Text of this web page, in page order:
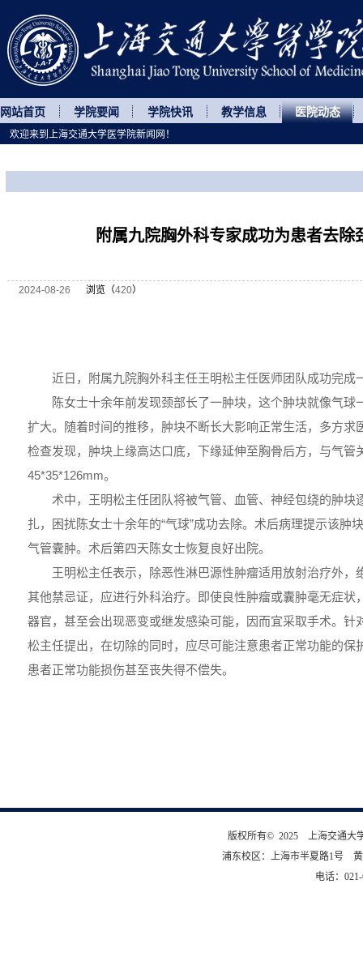
版权所有© 2025 上海交通大
浦东校区：上海市半夏路1号
电话：
网站首页 学院要闻 学院快讯 教学信息 医院动态
附属九院胸外科专家成功为患者去除
2024-08-26 浏览（420）
近日，附属九院胸外科主任王明松主任医师团队成功完成
陈女士十余年前发现颈部长了一肿块，这个肿块就像气球
扩大。随着时间的推移，肿块不断长大影响正常生活，多方求
检查发现，肿块上缘高达口底，下缘延伸至胸骨后方，与气管
45*35*126mm。
术中，王明松主任团队将被气管、血管、神经包绕的肿块
扎，困扰陈女士十余年的“气球”成功去除。术后病理提示该肿
气管囊肿。术后第四天陈女士恢复良好出院。
王明松主任表示，除恶性淋巴源性肿瘤适用放射治疗外，
其他禁忌证，应进行外科治疗。即使良性肿瘤或囊肿毫无症状
器官，甚至会出现恶变或继发感染可能，因而宜采取手术。针
松主任提出，在切除的同时，应尽可能注意患者正常功能的保
患者正常功能损伤甚至丧失得不偿失。
欢迎来到上海交通大学医学院新闻网！